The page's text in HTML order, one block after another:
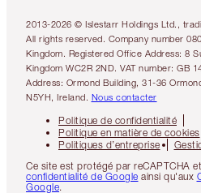
2013-2026 © Islestarr Holdings Ltd.,
All rights reserved. Company number
Kingdom. Registered Office Address: 8
Kingdom WC2R 2ND. VAT number: GB
Address: Ormond Building, 31-36
N5YH, Ireland. Nous contacter
Politique de confidentialité
Politique en matière de cookies
Politiques d’entreprise
Ce site est protégé par reCAPTCHA
confidentialité de Google ainsi qu'aux
Google.